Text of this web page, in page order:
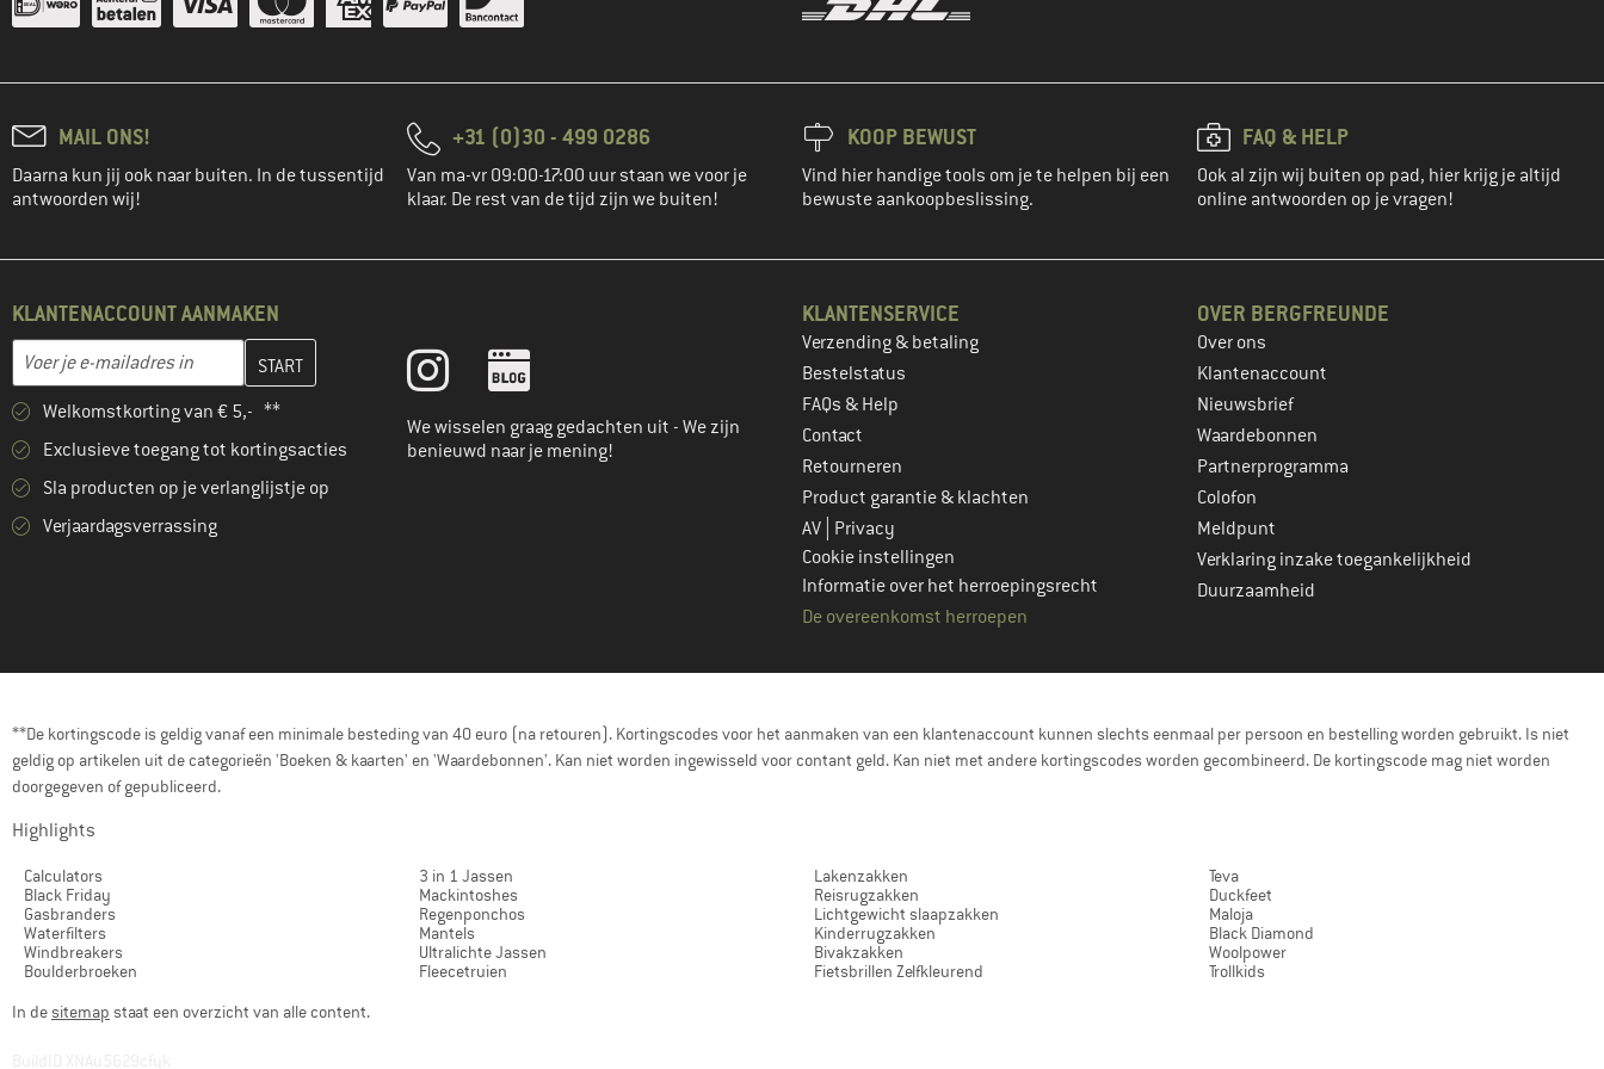
MAIL ONS!
Daarna kun jij ook naar buiten. In de tussentijd
antwoorden wij!
+31 (0)30 - 499 0286
Van ma-vr 09:00-17:00 uur staan we voor je
klaar. De rest van de tijd zijn we buiten!
KOOP BEWUST
Vind hier handige tools om je te helpen bij een
bewuste aankoopbeslissing.
FAQ & HELP
Ook al zijn wij buiten op pad, hier krijg je altijd
online antwoorden op je vragen!
KLANTENACCOUNT AANMAKEN
E-mailadres
Vul je e-mailadres hier in en maak in de volgende stap je klantenaccount aan
Welkomstkorting van € 5,- **
Exclusieve toegang tot kortingsacties
Sla producten op je verlanglijstje op
Verjaardagsverrassing
We wisselen graag gedachten uit - We zijn
benieuwd naar je mening!
KLANTENSERVICE
Verzending & betaling
Bestelstatus
FAQs & Help
Contact
Retourneren
Product garantie & klachten
AV Privacy
Cookie instellingen
Informatie over het herroepingsrecht
De overeenkomst herroepen
OVER BERGFREUNDE
Over ons
Klantenaccount
Nieuwsbrief
Waardebonnen
Partnerprogramma
Colofon
Meldpunt
Verklaring inzake toegankelijkheid
Duurzaamheid
**De kortingscode is geldig vanaf een minimale besteding van 40 euro (na retouren). Kortingscodes voor het aanmaken van een klantenaccount kunnen slechts eenmaal per persoon en bestelling worden gebruikt. Is niet
geldig op artikelen uit de categorieën 'Boeken & kaarten' en 'Waardebonnen'. Kan niet worden ingewisseld voor contant geld. Kan niet met andere kortingscodes worden gecombineerd. De kortingscode mag niet worden
doorgegeven of gepubliceerd.
Highlights
Calculators
Black Friday
Gasbranders
Waterfilters
Windbreakers
Boulderbroeken
3 in 1 Jassen
Mackintoshes
Regenponchos
Mantels
Ultralichte Jassen
Fleecetruien
Lakenzakken
Reisrugzakken
Lichtgewicht slaapzakken
Kinderrugzakken
Bivakzakken
Fietsbrillen Zelfkleurend
Teva
Duckfeet
Maloja
Black Diamond
Woolpower
Trollkids
In desitemap staat een overzicht van alle content.